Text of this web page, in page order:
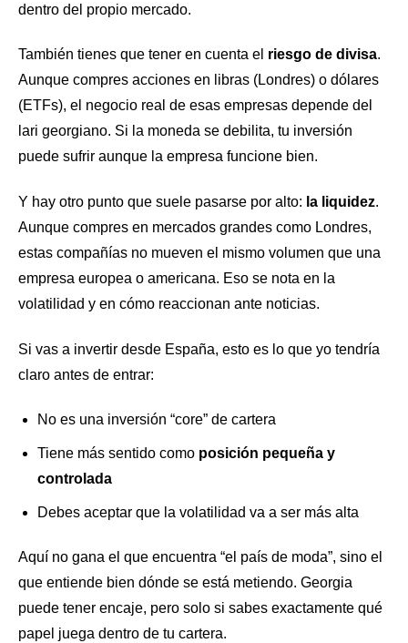
dentro del propio mercado.
También tienes que tener en cuenta el riesgo de divisa.
Aunque compres acciones en libras (Londres) o dólares
(ETFs), el negocio real de esas empresas depende del
lari georgiano. Si la moneda se debilita, tu inversión
puede sufrir aunque la empresa funcione bien.
Y hay otro punto que suele pasarse por alto: la liquidez.
Aunque compres en mercados grandes como Londres,
estas compañías no mueven el mismo volumen que una
empresa europea o americana. Eso se nota en la
volatilidad y en cómo reaccionan ante noticias.
Si vas a invertir desde España, esto es lo que yo tendría
claro antes de entrar:
No es una inversión “core” de cartera
Tiene más sentido como posición pequeña y
controlada
Debes aceptar que la volatilidad va a ser más alta
Aquí no gana el que encuentra “el país de moda”, sino el
que entiende bien dónde se está metiendo. Georgia
puede tener encaje, pero solo si sabes exactamente qué
papel juega dentro de tu cartera.